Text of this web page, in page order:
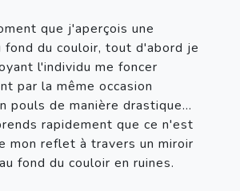
que j'aperçois une
du couloir, tout d'abord je
l'individu me foncer
par la même occasion
pouls de manière drastique...
rapidement que ce n'est
mon reflet à travers un miroir
fond du couloir en ruines.